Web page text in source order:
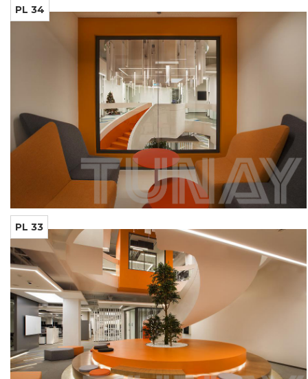
PL 34
PL 33